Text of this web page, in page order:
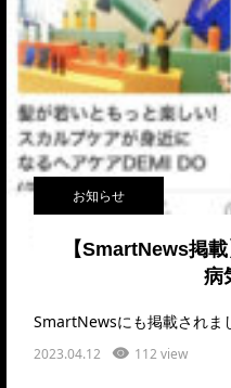
お知らせ
【SmartNews掲
病
2023.04.12 112 view